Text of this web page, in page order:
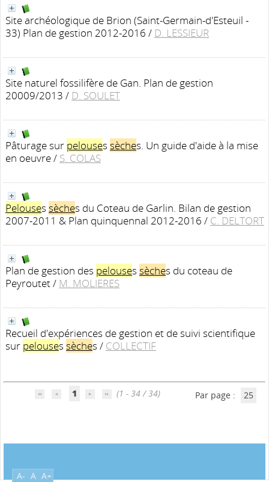
Site archéologique de Brion (Saint-Germain-d'Esteuil -
33) Plan de gestion 2012-2016 / D. LESSIEUR
Site naturel fossilifère de Gan. Plan de gestion
20009/2013 / D. SOULET
Pâturage sur pelouses sèches. Un guide d'aide à la mise
en oeuvre/ S. COLAS
Pelouses sèches du Coteau de Garlin. Bilan de gestion
2007-2011 & Plan quinquennal 2012-2016 / C. DELTORT
Plan de gestion des pelouses sèches du coteau de
Peyroutet/ M. MOLIERES
Recueil d'expériences de gestion et de suivi scientifique
sur pelouses sèches / COLLECTIF
1 (1 - 34 / 34) Par page : 25
A- A A+